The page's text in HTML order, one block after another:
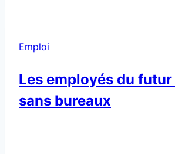
d’un
mois
Emploi
Les employés du
sans bureaux